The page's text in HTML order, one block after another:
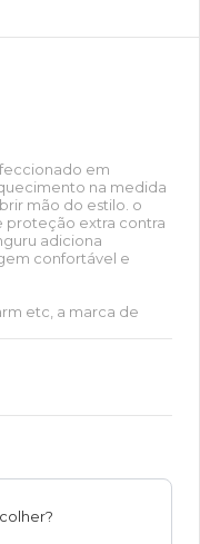
em
na medida
mão do estilo. o
proteção extra contra
adiciona
confortável e
etc, a marca de